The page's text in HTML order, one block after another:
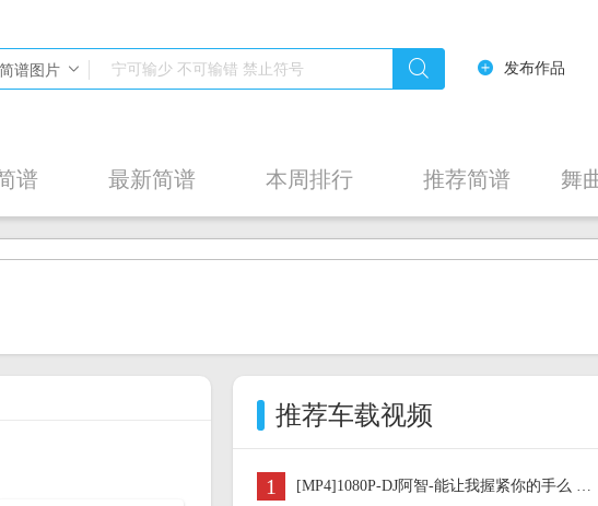
简谱图片 发布作品
谱 最新简谱 本周排行 推荐简谱 舞
推荐车载视频
1 [MP4]1080P-DJ阿智-能让我握紧你的手么 (跳舞DJ动感版)